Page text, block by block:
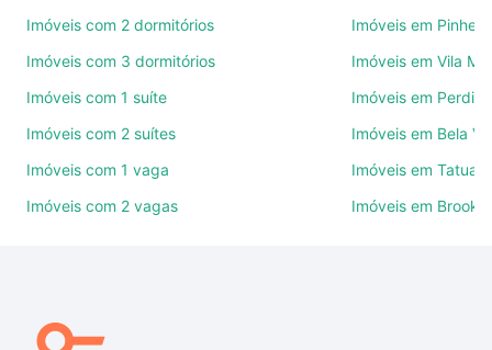
ruas, bairros e até condomínios favoritos. Você
também pode usar os filtros como quantidade de
quartos, suítes, com ou sem vaga de garagem para
comodidades, como piscina, academia, salão de
Qual o preço de Imóveis à venda em piaui -
Imóveis com 2 dormitórios
Imóveis com 3 dormitórios
Imóveis com 1 suíte
Imóveis com 2 suítes
Imóveis com 1 vaga
Imóveis com 2 vagas
Imóveis em
Imóveis em Vila
Imóveis em
Imóveis em Bela
Imóveis em
Imóveis em